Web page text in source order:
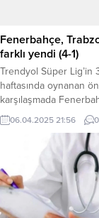
Fenerbahçe,
farklı yendi (4-1)
Trendyol Süper Lig’in
haftasında oynanan
karşılaşmada
sahasında ağırladığı
4-1 mağlup etti. Maça
isim, attığı 3 golle
Talisca oldu. Ülker
Fenerbahçe Şükrü
Kompleksi’nde,
Türkmen’in düdük
mücadelenin ilk yarısı
06.04.2025 21:56 0